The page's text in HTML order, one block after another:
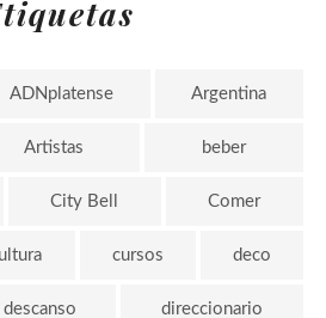
ADNplatense Argentina
Artistas beber
City Bell Comer
cursos deco
descanso direccionario